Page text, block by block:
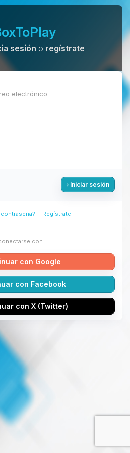
sesión o regístrate
Iniciar sesión
- Regístrate
con
con Google
con Facebook
con X (Twitter)